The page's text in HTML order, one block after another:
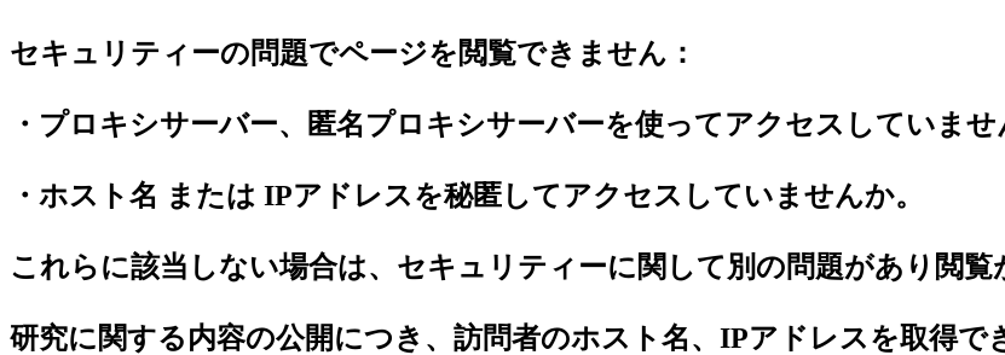
セキュリティーの問題でページを閲覧できません：
・プロキシサーバー、匿名プロキシサーバーを使ってアクセスしていませ
・ホスト名 または IPアドレスを秘匿してアクセスしていませんか。
これらに該当しない場合は、セキュリティーに関して別の問題があり閲覧
研究に関する内容の公開につき、訪問者のホスト名、IPアドレスを取得で